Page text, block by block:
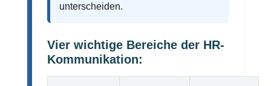
unterscheiden.
Vier wichtige Bereiche der HR-
Kommunikation: